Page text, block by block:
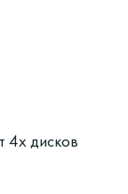
4х дисков